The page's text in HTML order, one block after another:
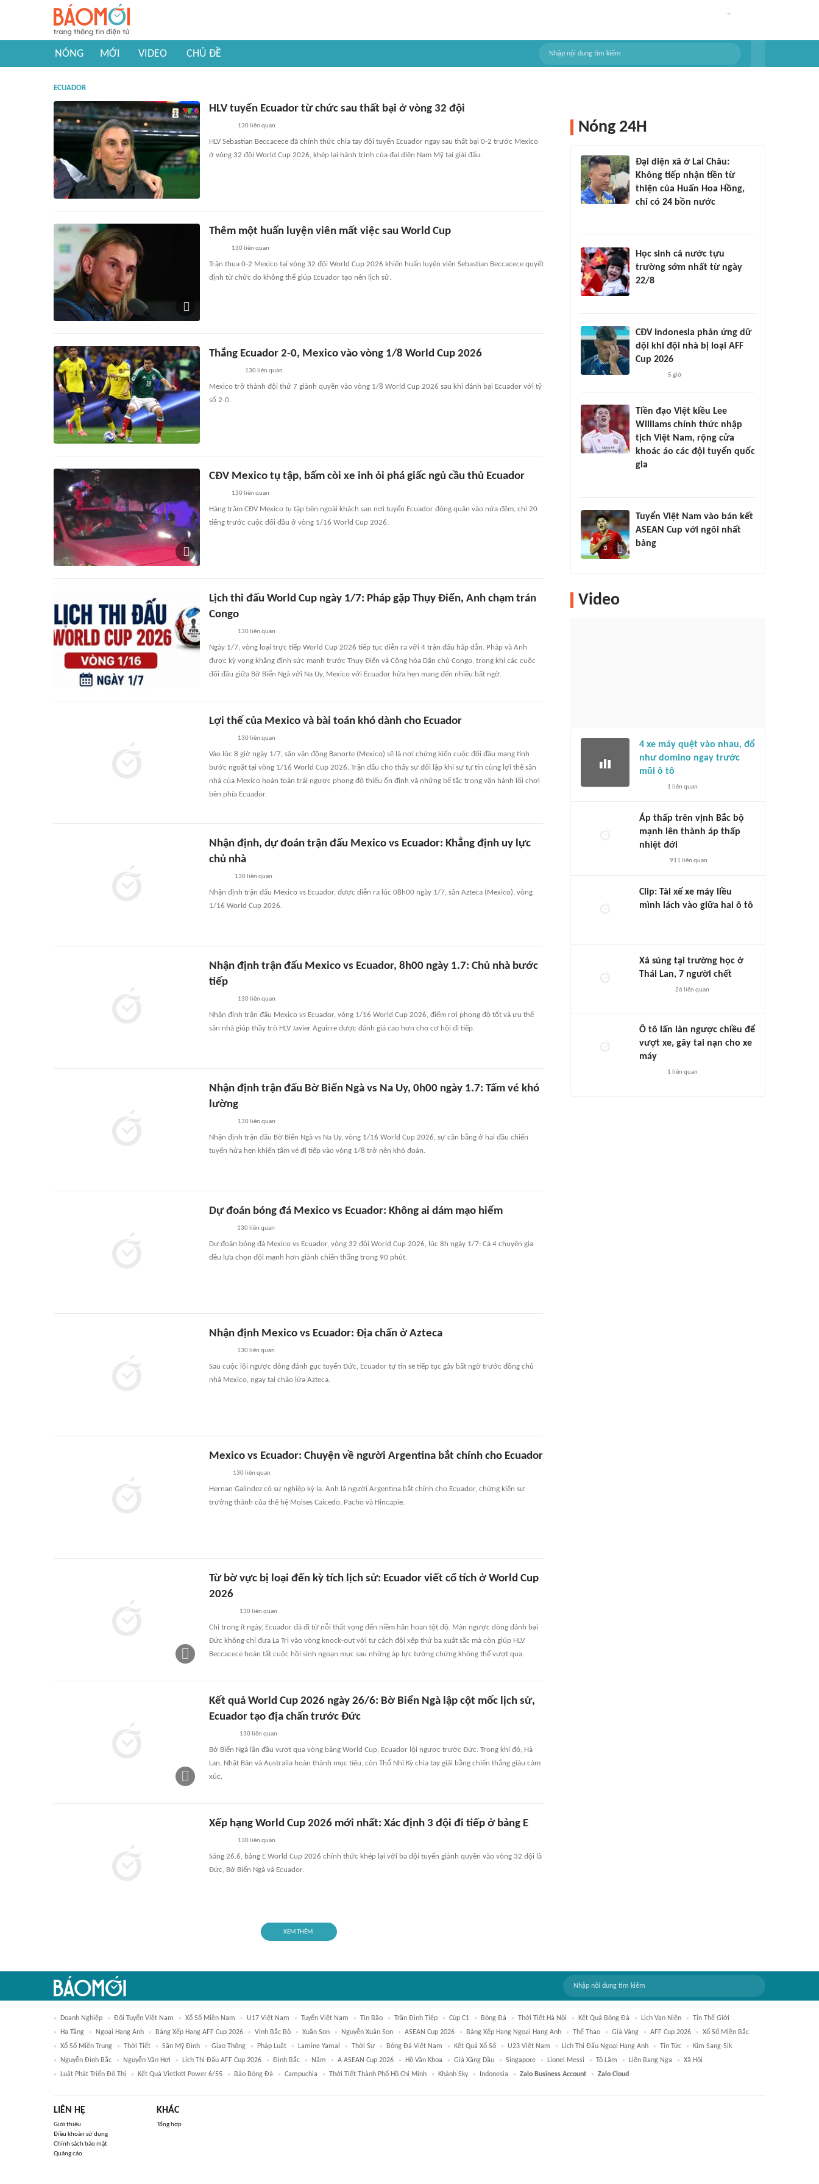
NÓNG MỚI VIDEO CHỦ ĐỀ
ECUADOR
HLV tuyển Ecuador từ chức sau thất bại ở vòng 32 đội
130liên quan
HLV Sebastian Beccacece đã chính thức chia tay đội tuyển Ecuador ngay sau thất bại 0-2 trước Mexico
ở vòng 32 đội World Cup 2026, khép lại hành trình của đại diện Nam Mỹ tại giải đấu.
Thêm một huấn luyện viên mất việc sau World Cup
130liên quan
Trận thua 0-2 Mexico tại vòng 32 đội World Cup 2026 khiến huấn luyện viên Sebastian Beccacece quyết
định từ chức do không thể giúp Ecuador tạo nên lịch sử.
Thắng Ecuador 2-0, Mexico vào vòng 1/8 World Cup 2026
130liên quan
Mexico trở thành đội thứ 7 giành quyền vào vòng 1/8 World Cup 2026 sau khi đánh bại Ecuador với tỷ
số 2-0.
CĐV Mexico tụ tập, bấm còi xe inh ỏi phá giấc ngủ cầu thủ Ecuador
130liên quan
Hàng trăm CĐV Mexico tụ tập bên ngoài khách sạn nơi tuyển Ecuador đóng quân vào nửa đêm, chỉ 20
tiếng trước cuộc đối đầu ở vòng 1/16 World Cup 2026.
Lịch thi đấu World Cup ngày 1/7: Pháp gặp Thụy Điển, Anh chạm trán
Congo
130 liên quan
Ngày 1/7, vòng loại trực tiếp World Cup 2026 tiếp tục diễn ra với 4 trận đấu hấp dẫn. Pháp và Anh
được kỳ vọng khẳng định sức mạnh trước Thụy Điển và Cộng hòa Dân chủ Congo, trong khi các cuộc
đối đầu giữa Bờ Biển Ngà với Na Uy, Mexico với Ecuador hứa hẹn mang đến nhiều bất ngờ.
Lợi thế của Mexico và bài toán khó dành cho Ecuador
130 liên quan
Vào lúc 8 giờ ngày 1/7, sân vận động Banorte (Mexico) sẽ là nơi chứng kiến cuộc đối đầu mang tính
bước ngoặt tại vòng 1/16 World Cup 2026. Trận đấu cho thấy sự đối lập khi sự tự tin cùng lợi thế sân
nhà của Mexico hoàn toàn trái ngược phong độ thiếu ổn định và những bế tắc trong vận hành lối chơi
bên phía Ecuador.
Nhận định, dự đoán trận đấu Mexico vs Ecuador: Khẳng định uy lực
chủ nhà
130 liên quan
Nhận định trận đấu Mexico vs Ecuador, được diễn ra lúc 08h00 ngày 1/7, sân Azteca (Mexico), vòng
1/16 World Cup 2026.
Nhận định trận đấu Mexico vs Ecuador, 8h00 ngày 1.7: Chủ nhà bước
tiếp
130liên quan
Nhận định trận đấu Mexico vs Ecuador, vòng 1/16 World Cup 2026, điểm rơi phong độ tốt và ưu thế
sân nhà giúp thầy trò HLV Javier Aguirre được đánh giá cao hơn cho cơ hội đi tiếp.
Nhận định trận đấu Bờ Biển Ngà vs Na Uy, 0h00 ngày 1.7: Tấm vé khó
lường
130liên quan
Nhận định trận đấu Bờ Biển Ngà vs Na Uy, vòng 1/16 World Cup 2026, sự cân bằng ở hai đầu chiến
tuyến hứa hẹn khiến tấm vé đi tiếp vào vòng 1/8 trở nên khó đoán.
Dự đoán bóng đá Mexico vs Ecuador: Không ai dám mạo hiểm
130liên quan
Dự đoán bóng đá Mexico vs Ecuador, vòng 32 đội World Cup 2026, lúc 8h ngày 1/7: Cả 4 chuyên gia
đều lựa chọn đội mạnh hơn giành chiến thắng trong 90 phút.
Nhận định Mexico vs Ecuador: Địa chấn ở Azteca
130liên quan
Sau cuộc lội ngược dòng đánh gục tuyển Đức, Ecuador tự tin sẽ tiếp tục gây bất ngờ trước đồng chủ
nhà Mexico, ngay tại chảo lửa Azteca.
Mexico vs Ecuador: Chuyện về người Argentina bắt chính cho Ecuador
130 liên quan
Hernan Galindez có sự nghiệp kỳ lạ. Anh là người Argentina bắt chính cho Ecuador, chứng kiến sự
trưởng thành của thế hệ Moises Caicedo, Pacho và Hincapie.
Từ bờ vực bị loại đến kỳ tích lịch sử: Ecuador viết cổ tích ở World Cup
2026
130liên quan
Chỉ trong ít ngày, Ecuador đã đi từ nỗi thất vọng đến niềm hân hoan tột độ. Màn ngược dòng đánh bại
Đức không chỉ đưa La Tri vào vòng knock-out với tư cách đội xếp thứ ba xuất sắc mà còn giúp HLV
Beccacece hoàn tất cuộc hồi sinh ngoạn mục sau những áp lực tưởng chừng không thể vượt qua.
Kết quả World Cup 2026 ngày 26/6: Bờ Biển Ngà lập cột mốc lịch sử,
Ecuador tạo địa chấn trước Đức
130 liên quan
Bờ Biển Ngà lần đầu vượt qua vòng bảng World Cup, Ecuador lội ngược trước Đức. Trong khi đó, Hà
Lan, Nhật Bản và Australia hoàn thành mục tiêu, còn Thổ Nhĩ Kỳ chia tay giải bằng chiến thắng giàu cảm
xúc.
Xếp hạng World Cup 2026 mới nhất: Xác định 3 đội đi tiếp ở bảng E
130liên quan
Sáng 26.6, bảng E World Cup 2026 chính thức khép lại với ba đội tuyển giành quyền vào vòng 32 đội là
Đức, Bờ Biển Ngà và Ecuador.
XEM THÊM
Nóng 24H
Đại diện xã ở Lai Châu:
Không tiếp nhận tiền từ
thiện của Huấn Hoa Hồng,
chỉ có 24 bồn nước
Học sinh cả nước tựu
trường sớm nhất từ ngày
22/8
CĐV Indonesia phản ứng dữ
dội khi đội nhà bị loại AFF
Cup 2026
5 giờ
Tiền đạo Việt kiều Lee
Williams chính thức nhập
tịch Việt Nam, rộng cửa
khoác áo các đội tuyển quốc
gia
Tuyển Việt Nam vào bán kết
ASEAN Cup với ngôi nhất
bảng
Video
4 xe máy quệt vào nhau, đổ
như domino ngay trước
mũi ô tô
1 liên quan
Áp thấp trên vịnh Bắc bộ
mạnh lên thành áp thấp
nhiệt đới
911 liên quan
Clip: Tài xế xe máy liều
mình lách vào giữa hai ô tô
Xả súng tại trường học ở
Thái Lan, 7 người chết
26 liên quan
Ô tô lấn làn ngược chiều để
vượt xe, gây tai nạn cho xe
máy
1 liên quan
Doanh Nghiệp Đội Tuyển Việt Nam Xổ Số Miền Nam U17 Việt Nam Tuyển Việt Nam Tin Bão Trần Đình Tiệp Cúp C1 Bóng Đá Thời Tiết Hà Nội Kết Quả Bóng Đá Lịch Vạn Niên
Tin Thế Giới
Hạ Tầng
Ngoại Hạng Anh Bảng Xếp Hạng AFF Cup 2026 Vịnh Bắc Bộ Xuân Son Nguyễn Xuân Son ASEAN Cup 2026 Bảng Xếp Hạng Ngoại Hạng Anh Thể Thao Giá Vàng AFF Cup 2026
Xổ Số Miền Bắc
Xổ Số Miền Trung
Thời Tiết Sân Mỹ Đình Giao Thông Pháp Luật Lamine Yamal Thời Sự Bóng Đá Việt Nam Kết Quả Xổ Số U23 Việt Nam Lịch Thi Đấu Ngoại Hạng Anh Tin Tức
Kim Sang-Sik
Nguyễn Đình Bắc
Nguyễn Văn Hợi Lịch Thi Đấu AFF Cup 2026 Đình Bắc Năm A ASEAN Cup 2026 Hồ Văn Khoa Giá Xăng Dầu Singapore Lionel Messi Tô Lâm Liên Bang Nga
Xã Hội
Luật Phát Triển Đô Thị
Kết Quả Vietlott Power 6/55 Báo Bóng Đá Campuchia Thời Tiết Thành Phố Hồ Chí Minh Khánh Sky Indonesia Zalo Business Account Zalo Cloud
LIÊN HỆ
Giới thiệu
Điều khoản sử dụng
Chính sách bảo mật
Quảng cáo
KHÁC
Tổng hợp